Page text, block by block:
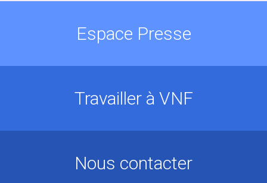
Espace Presse
Travailler à VNF
Nous contacter